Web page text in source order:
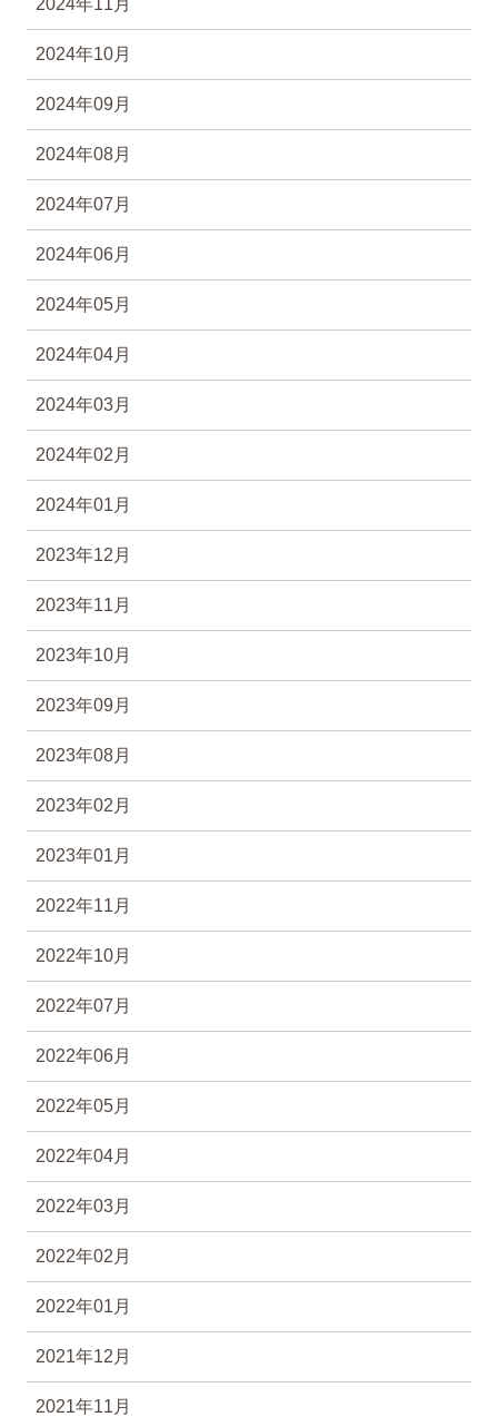
2024年11月
2024年10月
2024年09月
2024年08月
2024年07月
2024年06月
2024年05月
2024年04月
2024年03月
2024年02月
2024年01月
2023年12月
2023年11月
2023年10月
2023年09月
2023年08月
2023年02月
2023年01月
2022年11月
2022年10月
2022年07月
2022年06月
2022年05月
2022年04月
2022年03月
2022年02月
2022年01月
2021年12月
2021年11月